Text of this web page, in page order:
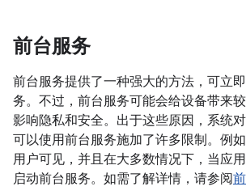
前台服务
前台服务提供了一种强大的方法，可立
务。不过，前台服务可能会给设备带来
影响隐私和安全。出于这些原因，系统
可以使用前台服务施加了许多限制。例
用户可见，并且在大多数情况下，当应
启动前台服务。如需了解详情，请参阅